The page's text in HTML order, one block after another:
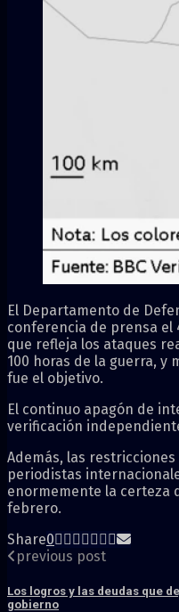
El Departamento de
conferencia de prensa el
que refleja los ataques
100 horas de la guerra, y
fue el objetivo.
El continuo apagón de
verificación
Además, las
periodistas
enormemente la certeza
febrero.
Share0
previous post
Los logros y las deudas que
gobierno